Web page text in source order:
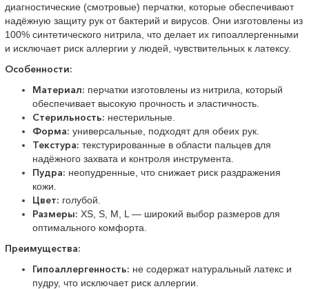
диагностические (смотровые) перчатки, которые обеспечивают
надёжную защиту рук от бактерий и вирусов. Они изготовлены из
100% синтетического нитрила, что делает их гипоаллергенными
и исключает риск аллергии у людей, чувствительных к латексу.
Особенности:
Материал: перчатки изготовлены из нитрила, который
обеспечивает высокую прочность и эластичность.
Стерильность: нестерильные.
Форма: универсальные, подходят для обеих рук.
Текстура: текстурированные в области пальцев для
надёжного захвата и контроля инструмента.
Пудра: неопудренные, что снижает риск раздражения
кожи.
Цвет: голубой.
Размеры: XS, S, M, L — широкий выбор размеров для
оптимального комфорта.
Преимущества:
Гипоаллергенность: не содержат натуральный латекс и
пудру, что исключает риск аллергии.